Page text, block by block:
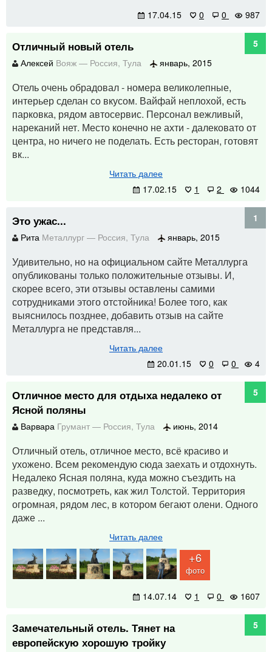
17.04.15 0 0 987
Отличный новый отель
5
Алексей Вояж — Россия, Тула январь, 2015
Отель очень обрадовал - номера великолепные,
интерьер сделан со вкусом. Вайфай неплохой, есть
парковка, рядом автосервис. Персонал вежливый,
нареканий нет. Место конечно не ахти - далековато от
центра, но ничего не поделать. Есть ресторан, готовят
вк...
Читать далее
17.02.15
1 2 1044
Это ужас...
1
Рита Металлург — Россия, Тула январь, 2015
Удивительно, но на официальном сайте Металлурга
опубликованы только положительные отзывы. И,
скорее всего, эти отзывы оставлены самими
сотрудниками этого отстойника! Более того, как
выяснилось позднее, добавить отзыв на сайте
Металлурга не представля...
Читать далее
20.01.15
0 0 4
Отличное место для отдыха недалеко от
Ясной поляны
5
Варвара Грумант — Россия, Тула июнь, 2014
Отличный отель, отличное место, всё красиво и
ухожено. Всем рекомендую сюда заехать и отдохнуть.
Недалеко Ясная поляна, куда можно съездить на
разведку, посмотреть, как жил Толстой. Территория
огромная, рядом лес, в котором бегают олени. Одного
даже ...
Читать далее
+6
фото
14.07.14 1 0 1607
Замечательный отель. Тянет на
европейскую хорошую тройку
5